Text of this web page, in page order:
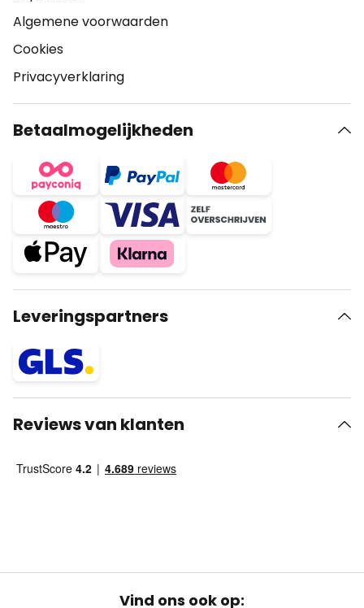
Algemene voorwaarden
Cookies
Privacyverklaring
Betaalmogelijkheden
Leveringspartners
Reviews van klanten
Vind ons ook op: